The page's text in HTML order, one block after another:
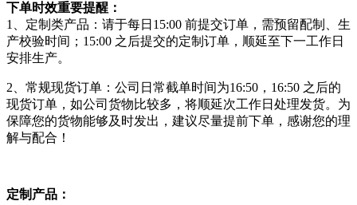
下单时效重要提醒：
1、定制类产品：请于每日15:00 前提交订单，需预留配制、生
产校验时间；15:00 之后提交的定制订单，顺延至下一工作日
安排生产。
2、常规现货订单：公司日常截单时间为16:50，16:50 之后的
现货订单，如公司货物比较多，将顺延次工作日处理发货。为
保障您的货物能够及时发出，建议尽量提前下单，感谢您的理
解与配合！
定制产品：